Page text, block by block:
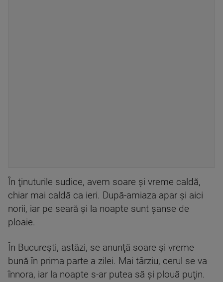
În ţinuturile sudice, avem soare şi vreme caldă,
chiar mai caldă ca ieri. După-amiaza apar şi aici
norii, iar pe seară şi la noapte sunt şanse de
ploaie.
În Bucureşti, astăzi, se anunţă soare şi vreme
bună în prima parte a zilei. Mai târziu, cerul se va
înnora, iar la noapte s-ar putea să şi plouă puţin.